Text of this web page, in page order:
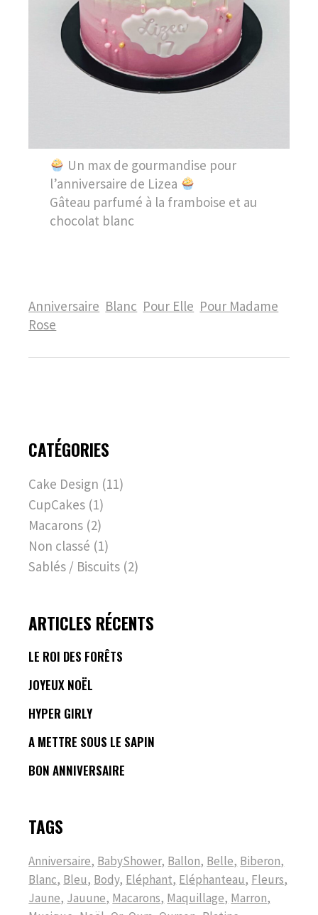
Un max de gourmandise pour
l’anniversaire de Lizea
Gâteau parfumé à la framboise et au
chocolat blanc
Anniversaire Blanc Pour Elle Pour Madame
Rose
CATÉGORIES
Cake Design (11)
CupCakes (1)
Macarons (2)
Non classé (1)
Sablés / Biscuits (2)
ARTICLES RÉCENTS
LE ROI DES FORÊTS
JOYEUX NOËL
HYPER GIRLY
A METTRE SOUS LE SAPIN
BON ANNIVERSAIRE
TAGS
Anniversaire BabyShower Ballon Belle Biberon
Blanc Bleu Body Eléphant Eléphanteau Fleurs
Jaune Jauune Macarons Maquillage Marron